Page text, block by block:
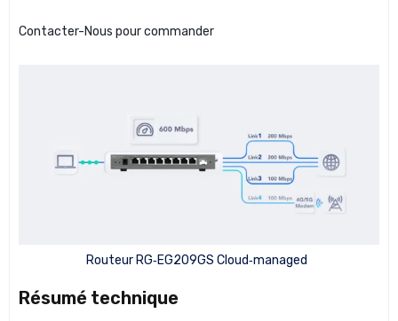
Contacter-Nous pour commander
Routeur RG‑EG209GS Cloud‑managed
Résumé technique